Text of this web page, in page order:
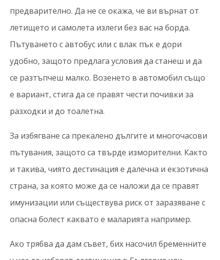
предварително. Да не се окажа, че ви върнат от
летището и самолета излеги без вас на борда.
Пътуването с автобус или с влак пък е дори
удобно, защото предлага условия да станеш и да
се разтъпчеш малко. Возенето в автомобил също
е вариант, стига да се правят чести почивки за
разходки и до тоалетна.
За избягване са прекалено дългите и многочасови
пътувания, защото са твърде изморителни. Както
и такива, чиято дестинация е далечна и екзотична
страна, за която може да се наложи да се правят
имунизации или съществува риск от заразяване с
опасна болест каквато е маларията например.
Ако трябва да дам съвет, бих насочил бременните